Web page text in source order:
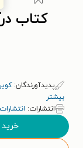
کتاب
پدیدآورندگان:
بیشتر
انتشارات: